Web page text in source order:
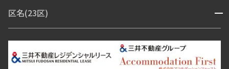
青山・表参道・原宿
市ヶ谷・神楽坂・飯田橋
三田・芝・浜松町
芝浦・汐留・品川
月島・勝どき・豊洲
本郷・春日・小石川
区名(23区) 開閉
江東区 台東区 墨田区
中野区
豊島区
杉並区 板橋区 練馬区 荒川区
足立区